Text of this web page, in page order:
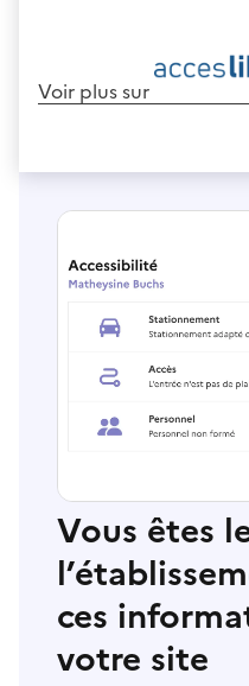
Voir plus sur
Vous êtes
ces
votre site